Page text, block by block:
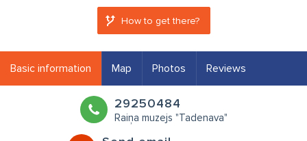
How to get there?
Basic information Map Photos Reviews
29250484
Raiņa muzejs "Tadenava"